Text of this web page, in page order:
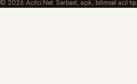
© 2026 Acilci.Net. Serbest, açık, bilimsel acil tıp.